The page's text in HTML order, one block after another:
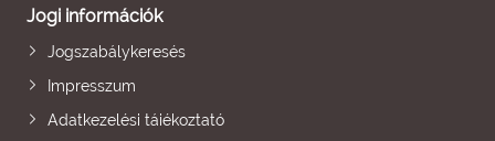
Jogi információk
Jogszabálykeresés
Impresszum
Adatkezelési tájékoztató